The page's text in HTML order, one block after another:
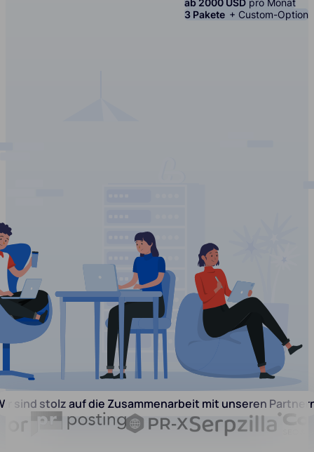
3 Pakete + Custom-Option
sind stolz auf die Zusammenarbeit mit unseren